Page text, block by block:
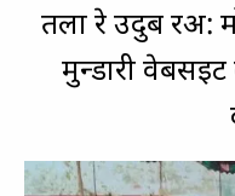
तला रे उदुब
मुन्डारी